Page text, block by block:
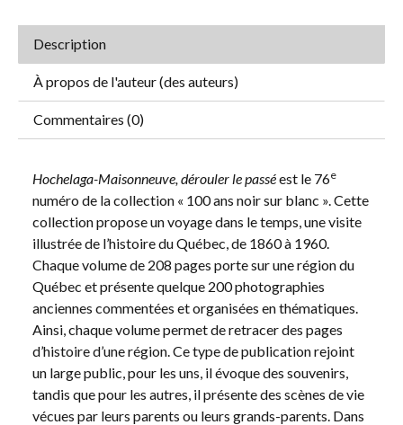
Description
À propos de l'auteur (des auteurs)
Commentaires (0)
Hochelaga-Maisonneuve, dérouler le passéest le 76e
numéro de la collection « 100 ans noir sur blanc ». Cette
collection propose un voyage dans le temps, une visite
illustrée de l’histoire du Québec, de 1860 à 1960.
Chaque volume de 208 pages porte sur une région du
Québec et présente quelque 200 photographies
anciennes commentées et organisées en thématiques.
Ainsi, chaque volume permet de retracer des pages
d’histoire d’une région. Ce type de publication rejoint
un large public, pour les uns, il évoque des souvenirs,
tandis que pour les autres, il présente des scènes de vie
vécues par leurs parents ou leurs grands-parents. Dans